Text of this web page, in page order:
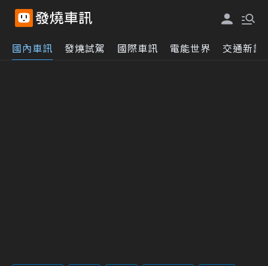
國內車訊 發燒試駕 國際車訊 電能世界 交通新訊